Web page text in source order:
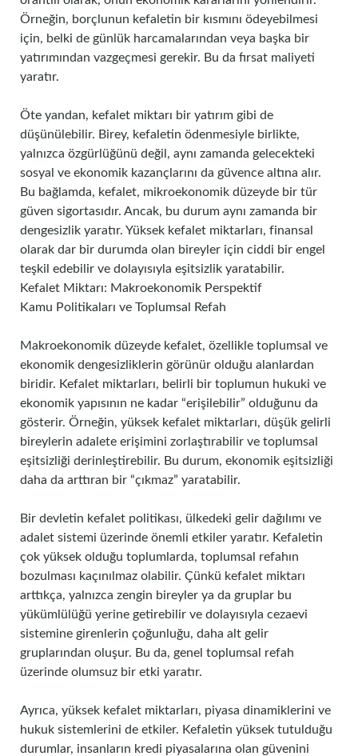
Örneğin, borçlunun kefaletin bir kısmını ödeyebilmesi
için, belki de günlük harcamalarından veya başka bir
yatırımından vazgeçmesi gerekir. Bu da fırsat maliyeti
yaratır.
Öte yandan, kefalet miktarı bir yatırım gibi de
düşünülebilir. Birey, kefaletin ödenmesiyle birlikte,
yalnızca özgürlüğünü değil, aynı zamanda gelecekteki
sosyal ve ekonomik kazançlarını da güvence altına alır.
Bu bağlamda, kefalet, mikroekonomik düzeyde bir tür
güven sigortasıdır. Ancak, bu durum aynı zamanda bir
dengesizlik yaratır. Yüksek kefalet miktarları, finansal
olarak dar bir durumda olan bireyler için ciddi bir engel
teşkil edebilir ve dolayısıyla eşitsizlik yaratabilir.
Kefalet Miktarı: Makroekonomik Perspektif
Kamu Politikaları ve Toplumsal Refah
Makroekonomik düzeyde kefalet, özellikle toplumsal ve
ekonomik dengesizliklerin görünür olduğu alanlardan
biridir. Kefalet miktarları, belirli bir toplumun hukuki ve
ekonomik yapısının ne kadar “erişilebilir” olduğunu da
gösterir. Örneğin, yüksek kefalet miktarları, düşük gelirli
bireylerin adalete erişimini zorlaştırabilir ve toplumsal
eşitsizliği derinleştirebilir. Bu durum, ekonomik eşitsizliği
daha da arttıran bir “çıkmaz” yaratabilir.
Bir devletin kefalet politikası, ülkedeki gelir dağılımı ve
adalet sistemi üzerinde önemli etkiler yaratır. Kefaletin
çok yüksek olduğu toplumlarda, toplumsal refahın
bozulması kaçınılmaz olabilir. Çünkü kefalet miktarı
arttıkça, yalnızca zengin bireyler ya da gruplar bu
yükümlülüğü yerine getirebilir ve dolayısıyla cezaevi
sistemine girenlerin çoğunluğu, daha alt gelir
gruplarından oluşur. Bu da, genel toplumsal refah
üzerinde olumsuz bir etki yaratır.
Ayrıca, yüksek kefalet miktarları, piyasa dinamiklerini ve
hukuk sistemlerini de etkiler. Kefaletin yüksek tutulduğu
durumlar, insanların kredi piyasalarına olan güvenini